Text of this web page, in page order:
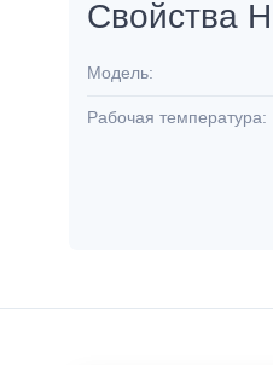
Свойства
Модель:
Рабочая температура: